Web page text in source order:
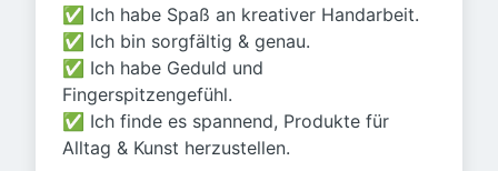
✅ Ich habe Spaß an kreativer Handarbeit.
✅ Ich bin sorgfältig & genau.
✅ Ich habe Geduld und
Fingerspitzengefühl.
✅ Ich finde es spannend, Produkte für
Alltag & Kunst herzustellen.